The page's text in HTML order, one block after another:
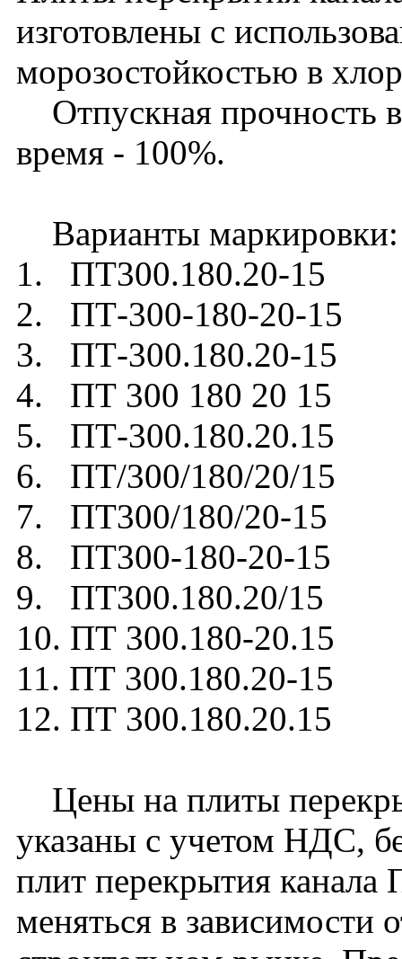
изготовлены с
морозостойкостью в
Отпускная прочность
время - 100%.
Варианты маркировки:
1. ПТ300.180.20-15
2. ПТ-300-180-20-15
3. ПТ-300.180.20-15
4. ПТ 300 180 20 15
5. ПТ-300.180.20.15
6. ПТ/300/180/20/15
7. ПТ300/180/20-15
8. ПТ300-180-20-15
9. ПТ300.180.20/15
10. ПТ 300.180-20.15
11. ПТ 300.180.20-15
12. ПТ 300.180.20.15
Цены на плиты
указаны с учетом НДС,
плит перекрытия
меняться в зависимости